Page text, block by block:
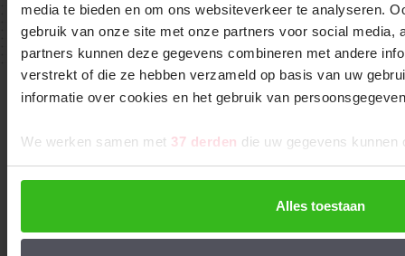
media te bieden en om ons websiteverkeer te analyseren.
gebruik van onze site met onze partners voor social media,
partners kunnen deze gegevens combineren met andere
verstrekt of die ze hebben verzameld op basis van uw
informatie over cookies en het gebruik van
We werken samen met 37 derden die uw gegevens kunnen
Alles toestaan
Bekijk instructievideo
Bel: +31 (0)85-0656814
Of ontvang onze handige tips & tricks!
handleidingen, en allerlei andere handige informatie en